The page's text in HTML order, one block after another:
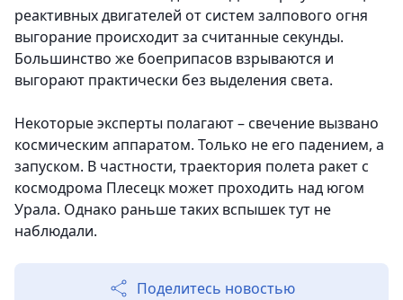
реактивных двигателей от систем залпового огня
выгорание происходит за считанные секунды.
Большинство же боеприпасов взрываются и
выгорают практически без выделения света.
Некоторые эксперты полагают – свечение вызвано
космическим аппаратом. Только не его падением, а
запуском. В частности, траектория полета ракет с
космодрома Плесецк может проходить над югом
Урала. Однако раньше таких вспышек тут не
наблюдали.
Поделитесь новостью